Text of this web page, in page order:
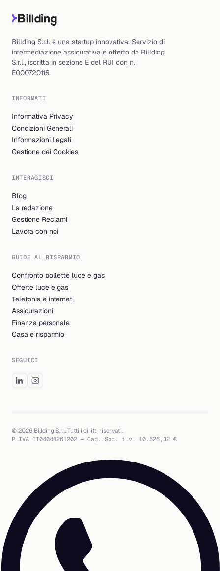
Billding S.r.l. è una startup innovativa. Servizio di
intermediazione assicurativa e offerto da Billding
S.r.l., iscritta in sezione E del RUI con n.
E000720116.
INFORMATI
Informativa Privacy
Condizioni Generali
Informazioni Legali
Gestione dei Cookies
INTERAGISCI
Blog
La redazione
Gestione Reclami
Lavora con noi
GUIDE AL RISPARMIO
Confronto bollette luce e gas
Offerte luce e gas
Telefonia e internet
Assicurazioni
Finanza personale
Casa e risparmio
SEGUICI
© 2026 Billding S.r.l. Tutti i diritti riservati.
P.IVA IT04048261202 — Cap. Soc. i.v. 10.526,32 €